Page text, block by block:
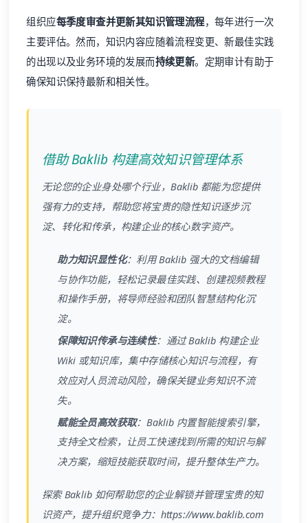
组织应每季度审查并更新其知识管理流程，每年进行一次
主要评估。然而，知识内容应随着流程变更、新最佳实践
的出现以及业务环境的发展而持续更新。定期审计有助于
确保知识保持最新和相关性。
借助 Baklib 构建高效知识管理体系
无论您的企业身处哪个行业，Baklib 都能为您提供
强有力的支持，帮助您将宝贵的隐性知识逐步沉
淀、转化和传承，构建企业的核心数字资产。
助力知识显性化：利用 Baklib 强大的文档编辑
与协作功能，轻松记录最佳实践、创建视频教程
和操作手册，将导师经验和团队智慧结构化沉
淀。
保障知识传承与连续性：通过 Baklib 构建企业
Wiki 或知识库，集中存储核心知识与流程，有
效应对人员流动风险，确保关键业务知识不流
失。
赋能全员高效获取：Baklib 内置智能搜索引擎，
支持全文检索，让员工快速找到所需的知识与解
决方案，缩短技能获取时间，提升整体生产力。
探索 Baklib 如何帮助您的企业解锁并管理宝贵的知
识资产，提升组织竞争力： https://www.baklib.com